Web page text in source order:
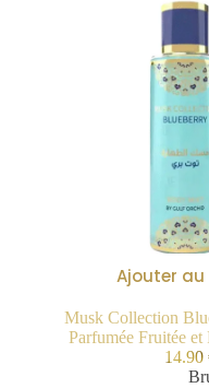
Ajouter au
Musk Collection
Parfumée Fruitée et
14.90